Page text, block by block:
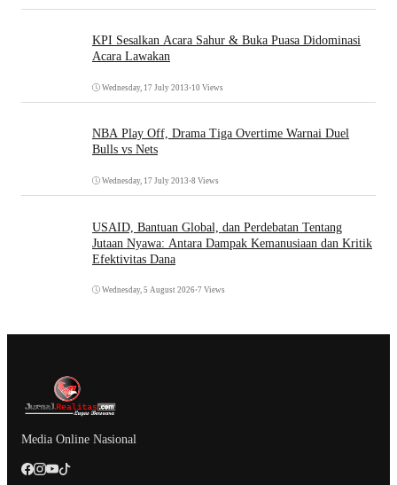
KPI Sesalkan Acara Sahur & Buka Puasa Didominasi
Acara Lawakan
Wednesday, 17 July 2013 •10 Views
NBA Play Off, Drama Tiga Overtime Warnai Duel
Bulls vs Nets
Wednesday, 17 July 2013 •8 Views
USAID, Bantuan Global, dan Perdebatan Tentang
Jutaan Nyawa: Antara Dampak Kemanusiaan dan Kritik
Efektivitas Dana
Wednesday, 5 August 2026•7 Views
Media Online Nasional